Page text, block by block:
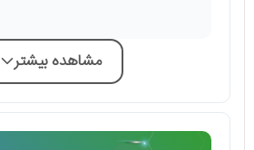
مشاهده بیشتر